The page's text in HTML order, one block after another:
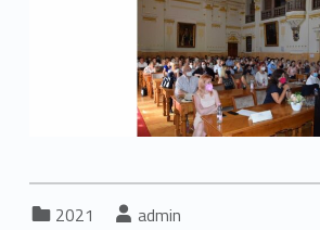
Categorized in:
2021 Written by:
admin